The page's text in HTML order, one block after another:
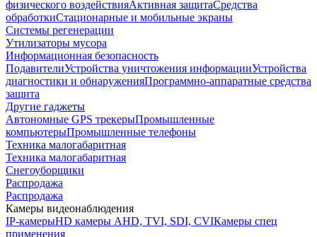
физического воздействияАктивная защитаСредства
обработкиСтационарные и мобильные экраны
Системы регенерации
Утилизаторы мусора
Информационная безопасность
ПодавителиУстройства уничтожения информацииУстройства
диагностики и обнаруженияПрограммно-аппаратные средства
защита
Другие гаджеты
Автономные GPS трекерыПромышленные
компьютерыПромышленные телефоны
Техника малогабаритная
Техника малогабаритная
Снегоуборщики
Распродажа
Распродажа
Камеры видеонаблюдения
IP-камерыHD камеры AHD, TVI, SDI, CVIКамеры спец
применения